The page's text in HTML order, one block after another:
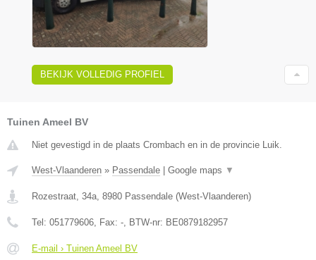
BEKIJK VOLLEDIG PROFIEL
Tuinen Ameel BV
Niet gevestigd in de plaats Crombach en in de provincie Luik.
West-Vlaanderen » Passendale Google maps ▼
Rozestraat, 34a, 8980 Passendale (West-Vlaanderen)
Tel: 051779606, Fax: -, BTW-nr: BE0879182957
E-mail › Tuinen Ameel BV